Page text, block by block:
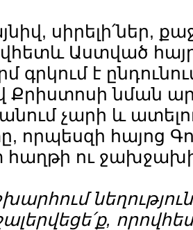
սիրելի՛ներ,
Աստված
գրկում է
Քրիստոսի նման
չարի և
որպեսզի հայոց
հաղթի ու